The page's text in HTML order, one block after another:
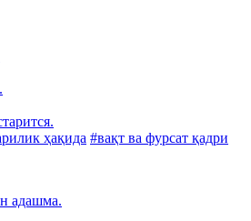
ҳақида #вақт ва фурсат қадри
адашма.